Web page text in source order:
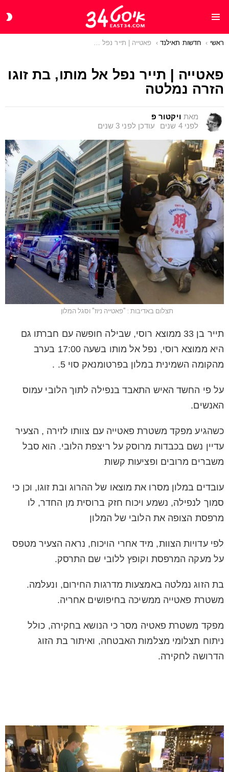
You are here:
ראשי חדשות תאילנד פאטייה | תייר נפל אל מותו, בת זוגו הזרה נמלטה
פאטייה | תייר נפל אל מותו, בת זוגו
הזרה נמלטה
מאת ויקטור פ
לפני 4 שנים
עודכן לפני 3 שנים
תצלום באדיבות : "פאטייה ניוז" וסגל המלון
תייר בן 33 ממוצא רוסי, שבילה חופשה עם חברתו גם
היא ממוצא רוסי, נפל אל מותו בשעה 17:00 בערב
מהקומה השמינית במלון בפרטומנאק סוי 5. .
על פי החשד האיש התאבד בנפילה לתוך הלובי עמוס
האנשים.
כשהגיע מפקד משטרת פאטייה עם צוותו לזירה , הצעיר
עדיין נשם בכבדות מרוסק על ריצפת הלובי. הוא סבל
משברים מרובים ופציעות קשות
עובדים במלון מסרו את מוצאו של ההרוג ובת זוגו, וכן כי
סמוך לנפילה, נשמע ויכוח חזק ברוסית מן החדר, לו
מרפסת הצופה את הלובי של המלון
לפי עדויות הצוות, מיד אחרי הויכוח, נראה הצעיר מטפס
על מעקה המרפסת וקופץ ללובי שם התרסק.
בת הזוג נמלטה באמצעות מדרגות החירום, ונעלמה.
משטרת פאטייה ממשיכה בחיפושים אחריה.
מפקד משטרת פאטיה מסר כי הנושא בחקירה, כולל
ניתוח תצלומי מצלמות האבטחה, ואיתור בת הזוג
הדרושה לחקירה.